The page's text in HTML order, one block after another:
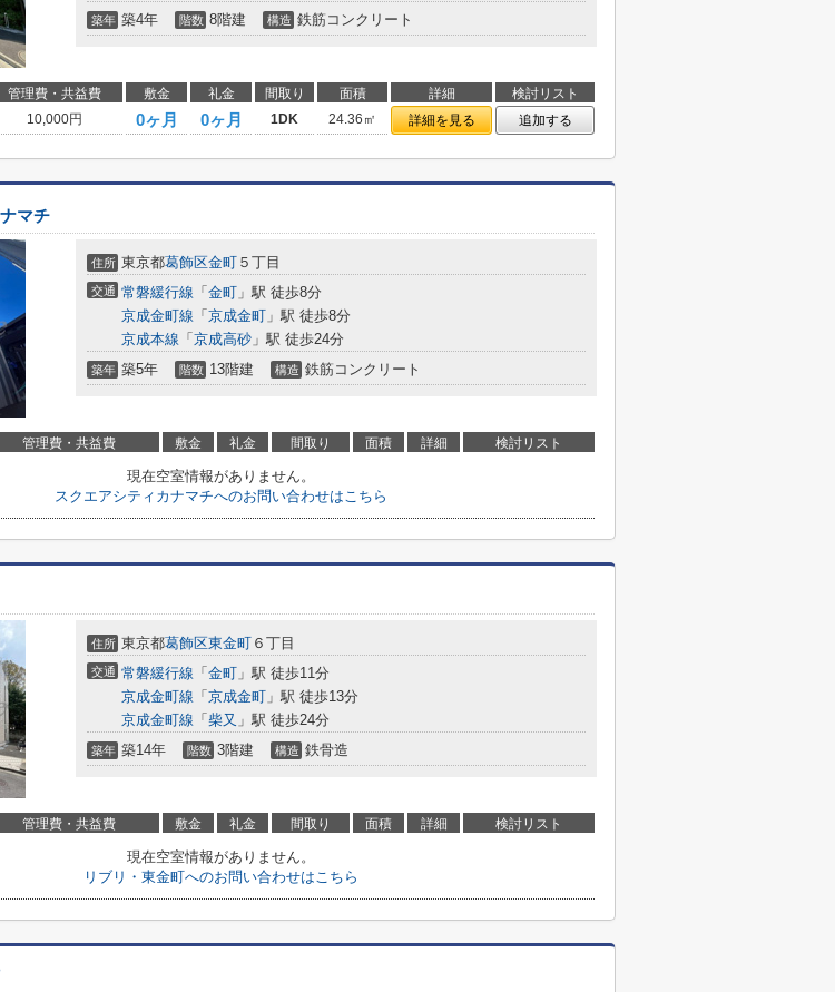
築年 築4年 階数 8階建 構造 鉄筋コンクリート
管理費・共益費 敷金 礼金 間取り 面積 詳細
検討リスト
10,000円 0ヶ月 0ヶ月 1DK 24.36㎡ 詳細を見る 追加する
マチ
住所 東京都葛飾区金町 ５丁目
交通 常磐緩行線 「 金町 」駅 徒歩8分
京成金町線 「 京成金町 」駅 徒歩8分
京成本線 「 京成高砂 」駅 徒歩24分
築年 築5年 階数 13階建 構造 鉄筋コンクリート
管理費・共益費 敷金 礼金 間取り 面積 詳細 検討リスト
現在空室情報がありません。
スクエアシティカナマチへのお問い合わせはこちら
住所 東京都葛飾区東金町 ６丁目
交通 常磐緩行線 「 金町 」駅 徒歩11分
京成金町線 「 京成金町 」駅 徒歩13分
京成金町線 「 柴又 」駅 徒歩24分
築年 築14年 階数 3階建 構造 鉄骨造
管理費・共益費 敷金 礼金 間取り 面積 詳細 検討リスト
現在空室情報がありません。
リブリ・東金町へのお問い合わせはこちら